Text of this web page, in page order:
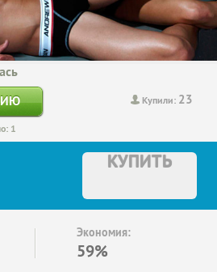
Купили: 23
1
КУПИТЬ
Экономия:
59%